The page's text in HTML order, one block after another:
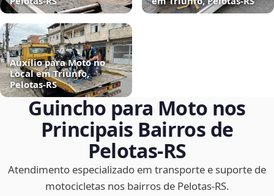
Auxílio para Moto no
Local em Triunfo,
Pelotas‑RS
Guincho para Moto nos
Principais Bairros de
Pelotas‑RS
Atendimento especializado em transporte e suporte de
motocicletas nos bairros de Pelotas‑RS.